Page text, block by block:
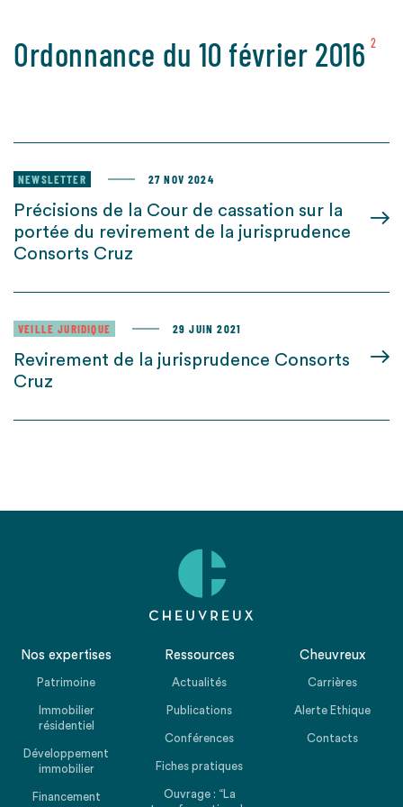
Ordonnance du 10 février 2016 2
NEWSLETTER 27 NOV 2024
Précisions de la Cour de cassation sur la
portée du revirement de la jurisprudence
Consorts Cruz
VEILLE JURIDIQUE 29 JUIN 2021
Revirement de la jurisprudence Consorts
Cruz
Nos expertises
Patrimoine
Immobilier
résidentiel
Développement
immobilier
Financement
Ressources
Actualités
Publications
Conférences
Fiches pratiques
Ouvrage : “La
Cheuvreux
Carrières
Alerte Ethique
Contacts